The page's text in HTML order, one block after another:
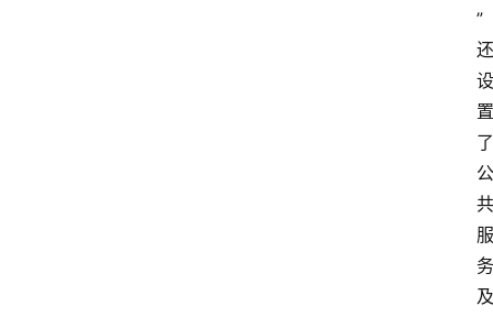
”
还
设
置
了
公
共
服
务
及